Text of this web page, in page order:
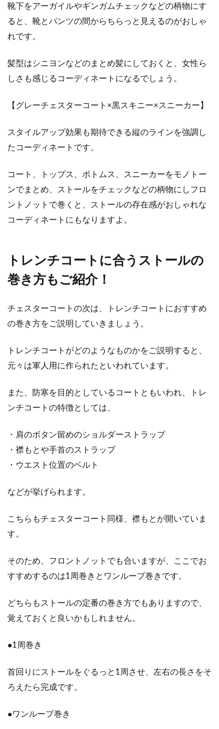
は、トップスに何を合わせるかでかなり印象が
変わります。...
ダウンはヘルノのアイテムを！メン
ズコーデがさらにお洒落に
「最強のアウター」と称されるダウンアウター
も、高品...
コートは着丈がカギ！バランス良く
着こなすポイントをご紹介
季節を問わず、日頃からお出かけの際にはお世
ライダースを着るメンズファッショ
ジャケットといえばテーラードジャケット、コ
浮かべるかも...
靴下をアーガイルやギンガムチェックなどの柄物にす
ると、靴とパンツの間からちらっと見えるのがおしゃ
れです。
髪型はシニヨンなどのまとめ髪にしておくと、女性ら
しさも感じるコーディネートになるでしょう。
【グレーチェスターコート×黒スキニー×スニーカー】
スタイルアップ効果も期待できる縦のラインを強調し
たコーディネートです。
コート、トップス、ボトムス、スニーカーをモノトー
ンでまとめ、ストールをチェックなどの柄物にしフロ
ントノットで巻くと、ストールの存在感がおしゃれな
コーディネートにもなりますよ。
トレンチコートに合うストールの
巻き方もご紹介！
チェスターコートの次は、トレンチコートにおすすめ
の巻き方をご説明していきましょう。
トレンチコートがどのようなものかをご説明すると、
元々は軍人用に作られたといわれています。
また、防寒を目的としているコートともいわれ、トレ
ンチコートの特徴としては、
・肩のボタン留めのショルダーストラップ
・襟もとや手首のストラップ
・ウエスト位置のベルト
などが挙げられます。
こちらもチェスターコート同様、襟もとが開いていま
す。
そのため、フロントノットでも合いますが、ここでお
すすめするのは1周巻きとワンループ巻きです。
どちらもストールの定番の巻き方でもありますので、
覚えておくと良いかもしれません。
●1周巻き
首回りにストールをぐるっと1周させ、左右の長さをそ
ろえたら完成です。
●ワンループ巻き